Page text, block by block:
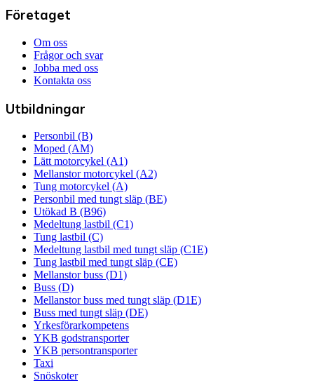
Företaget
Om oss
Frågor och svar
Jobba med oss
Kontakta oss
Utbildningar
Personbil (B)
Moped (AM)
Lätt motorcykel (A1)
Mellanstor motorcykel (A2)
Tung motorcykel (A)
Personbil med tungt släp (BE)
Utökad B (B96)
Medeltung lastbil (C1)
Tung lastbil (C)
Medeltung lastbil med tungt släp (C1E)
Tung lastbil med tungt släp (CE)
Mellanstor buss (D1)
Buss (D)
Mellanstor buss med tungt släp (D1E)
Buss med tungt släp (DE)
Yrkesförarkompetens
YKB godstransporter
YKB persontransporter
Taxi
Snöskoter